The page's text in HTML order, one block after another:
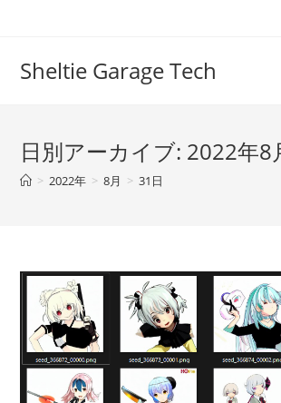
Sheltie Garage Tech
日別アーカイブ: 2022年8
> 2022年 > 8月 > 31日